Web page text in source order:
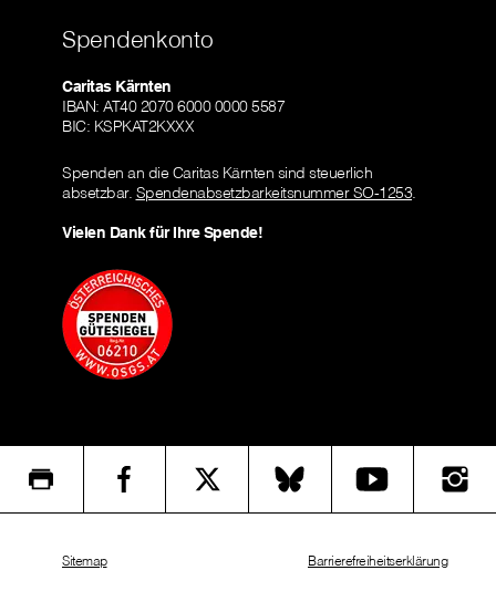
Spendenkonto
Caritas Kärnten
IBAN: AT40 2070 6000 0000 5587
BIC: KSPKAT2KXXX
Spenden an die Caritas Kärnten sind steuerlich
absetzbar. Spendenabsetzbarkeitsnummer SO-1253.
Vielen Dank für Ihre Spende!
Sitemap Barrierefreiheitserklärung